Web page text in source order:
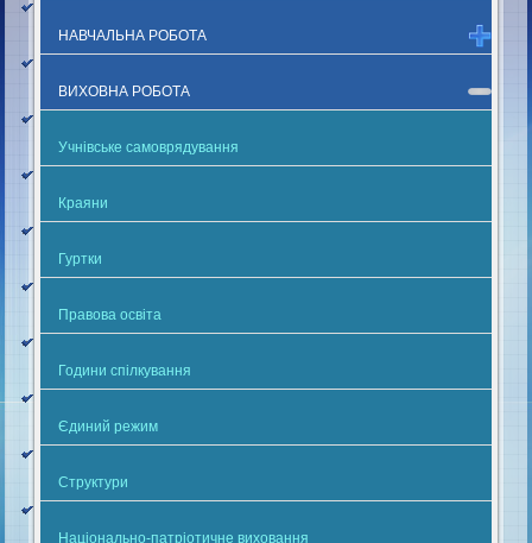
НАВЧАЛЬНА РОБОТА
ВИХОВНА РОБОТА
Учнівське самоврядування
Краяни
Гуртки
Правова освіта
Години спілкування
Єдиний режим
Структури
Національно-патріотичне виховання